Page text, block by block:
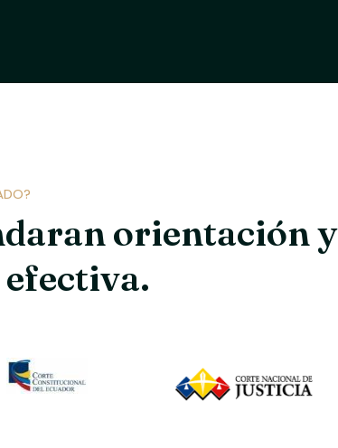
orientación y